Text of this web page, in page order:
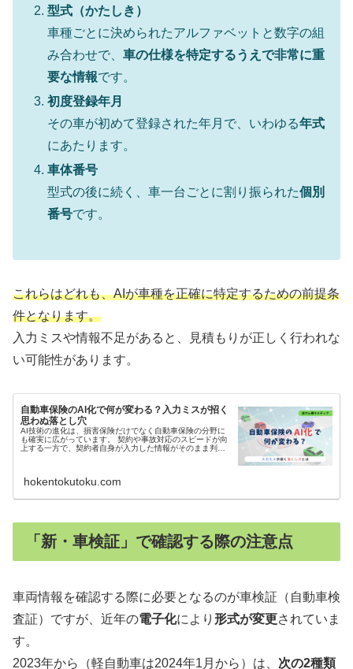
型式（かたしき）
車種ごとに決められたアルファベットと数字の組
み合わせで、車の仕様を特定するうえで非常に重
要な情報です。
初度登録年月
その車が初めて登録された年月で、いわゆる年式
にあたります。
車体番号
型式の後に続く、車一台ごとに割り振られた個別
番号です。
これらはどれも、AIが車種を正確に特定するための前提条
件となります。
入力ミスや情報不足があると、見積もりが正しく行われな
い可能性があります。
自動車保険のAI化で何が変わる？入力ミスが招く
思わぬ落とし穴
AI技術の進化は、損害保険だけでなく自動車保険の分野に
も確実に広がっています。 契約や事故対応のスピードが向
上する一方で、契約者自身が入力した情報がそのまま判断
hokentokutoku.com
「新・車検証」で確認する際の注意点
車両情報を確認する際に必要となるのが車検証（自動車検
査証）ですが、近年の電子化により 形式が変更されていま
す。
2023年から（軽自動車は2024年1月から）は、 次の2種類